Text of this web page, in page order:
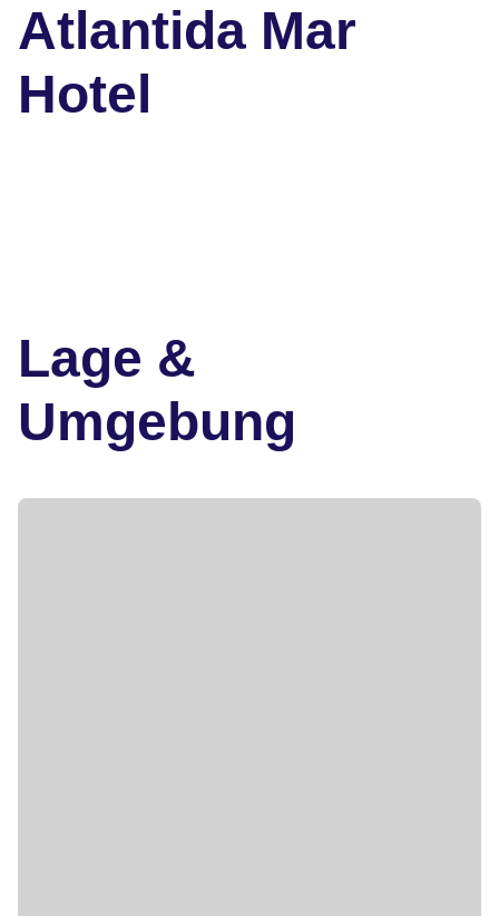
Atlantida Mar
Hotel
Lage &
Umgebung